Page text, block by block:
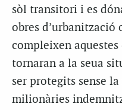
sòl transitori i es
obres d’urbanització
compleixen
tornaran a la seua
ser protegits sense
milionàries